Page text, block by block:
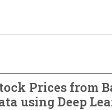
Prices from
using Deep